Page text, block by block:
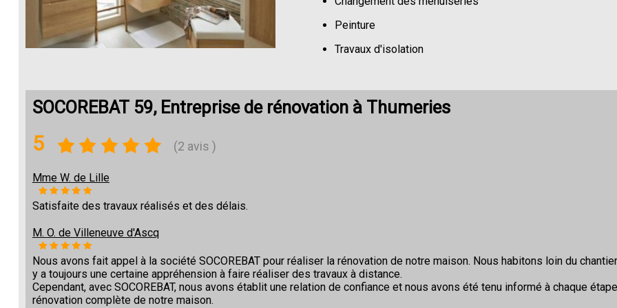
Peinture
Travaux d'isolation
SOCOREBAT 59, Entreprise de rénovation à Thumeries
5 (2 avis )
Mme W. de Lille
Satisfaite des travaux réalisés et des délais.
M. O. de Villeneuve d'Ascq
Nous avons fait appel à la société SOCOREBAT pour réaliser la rénovation de notre maison. Nous habitons loin du
y a toujours une certaine appréhension à faire réaliser des travaux à distance.
Cependant, avec SOCOREBAT, nous avons établit une relation de confiance et nous avons été tenu informé à chaque
rénovation complète de notre maison.